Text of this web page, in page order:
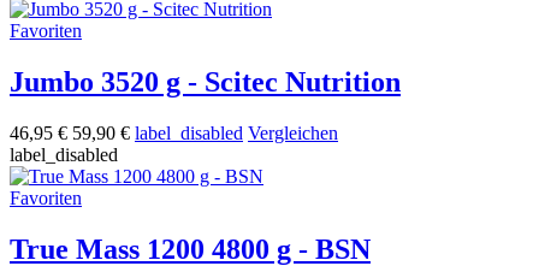
Favoriten
Jumbo 3520 g - Scitec Nutrition
46,95 € 59,90 € label_disabled Vergleichen
label_disabled
Favoriten
True Mass 1200 4800 g - BSN